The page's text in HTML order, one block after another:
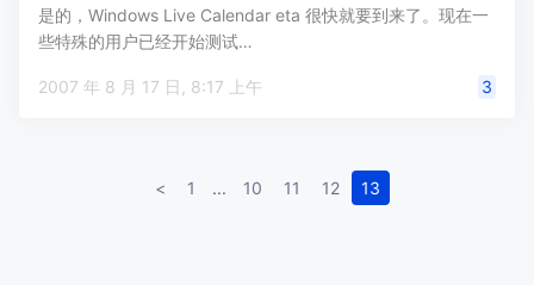
是的，Windows Live Calendar eta 很快就要到来了。现在一
些特殊的用户已经开始测试…
2007 年 8 月 17 日, 8:17 上午 3
< 1 ... 10 11 12 13